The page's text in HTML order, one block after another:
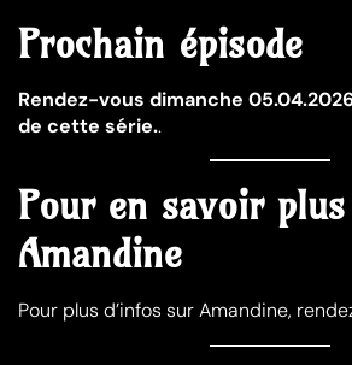
Prochain épisode
Rendez-vous dimanche
de cette série..
Pour en savoir
Amandine
Pour plus d’infos sur Amandine,